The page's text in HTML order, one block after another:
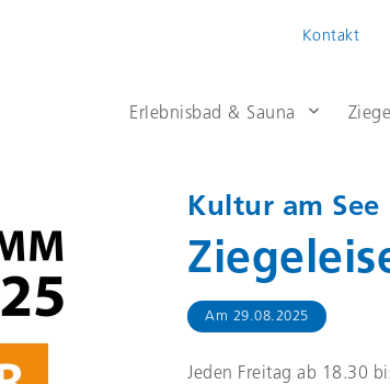
Kontakt
Erlebnisbad & Sauna
Kultur am See
Am 29.08.2025
Jeden Freitag ab 18.30